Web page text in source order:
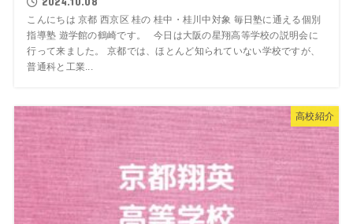
こんにちは 京都 西京区 桂の 桂中・桂川中対象 毎日塾に通える個別
指導塾 遊学館の鶴崎です。 今日は大阪の星翔高等学校の説明会に
行って来ました。 京都では、ほとんど知られていない学校ですが、
普通科と工業...
高校紹介